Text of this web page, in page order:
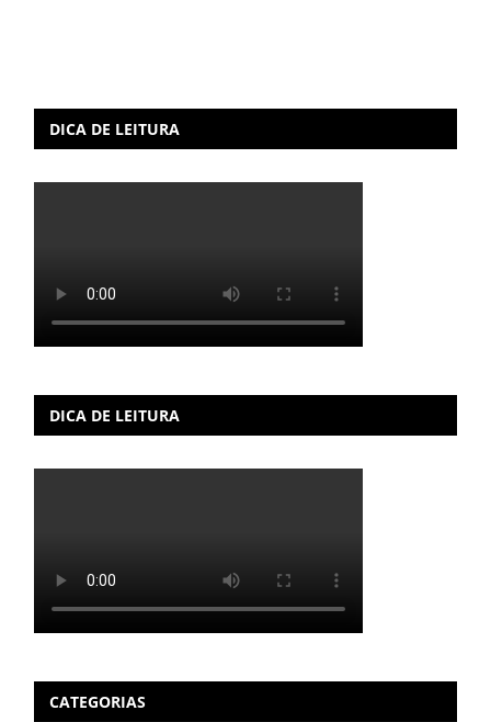
DICA DE LEITURA
DICA DE LEITURA
CATEGORIAS